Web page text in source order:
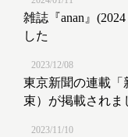
雑誌『anan』
した
2023/12/08
東京新聞の連載
束）が掲載されま
2023/11/10